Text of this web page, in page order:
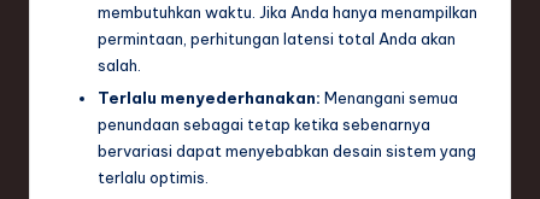
membutuhkan waktu. Jika Anda hanya menampilkan
permintaan, perhitungan latensi total Anda akan
salah.
Terlalu menyederhanakan: Menangani semua
penundaan sebagai tetap ketika sebenarnya
bervariasi dapat menyebabkan desain sistem yang
terlalu optimis.